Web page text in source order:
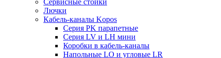
Лючки
Кабель-каналы Kopos
Серия PK парапетные
Серия LV и LH мини
Коробки в кабель-каналы
Напольные LO и угловые LR